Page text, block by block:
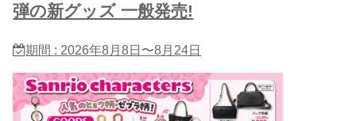
弾の新グッズ 一般発売!
期間 : 2026年8月8日〜8月24日